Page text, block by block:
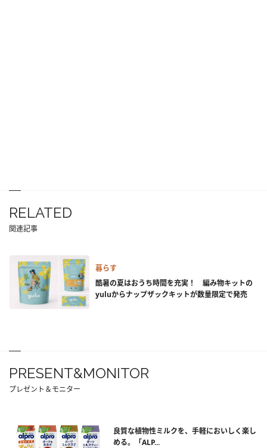
RELATED
関連記事
暮らす
酷暑の夏はおうち時間を充実！ 編み物キットの
yuluからナップザックキットが数量限定で発売
PRESENT&MONITOR
プレゼント＆モニター
良質な植物性ミルクを、手軽においしく楽し
める。「ALP...